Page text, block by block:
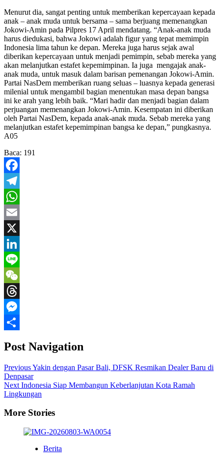
Menurut dia, sangat penting untuk memberikan kepercayaan kepada
anak – anak muda untuk bersama – sama berjuang memenangkan
Jokowi-Amin pada Pilpres 17 April mendatang. “Anak-anak muda
harus diedukasi, bahwa Jokowi adalah figur yang tepat memimpin
Indonesia lima tahun ke depan. Mereka juga harus sejak awal
diberikan kepercayaan untuk menjadi pemimpin, sebab mereka yang
akan melanjutkan estafet kepemimpinan. Ia juga mengajak anak-
anak muda, untuk masuk dalam barisan pemenangan Jokowi-Amin.
Partai NasDem memberikan ruang seluas – luasnya kepada generasi
milenial untuk mengambil bagian menentukan masa depan bangsa
ini ke arah yang lebih baik. “Mari hadir dan menjadi bagian dalam
perjuangan memenangkan Jokowi-Amin. Kesempatan ini diberikan
oleh Partai NasDem, kepada anak-anak muda. Sebab mereka yang
melanjutkan estafet kepemimpinan bangsa ke depan,” pungkasnya.
A05
Baca: 191
Facebook
Telegram
WhatsApp
Email
X
LinkedIn
Line
WeChat
Threads
Messenger
Post Navigation
PreviousYakin dengan Pasar Bali, DFSK Resmikan Dealer Baru di
Denpasar
Next Indonesia Siap Membangun Keberlanjutan Kota Ramah
Lingkungan
More Stories
Berita